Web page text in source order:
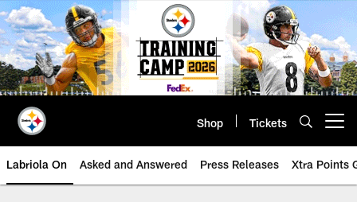
Skip
to
main
content
Shop Tickets
Labriola On Asked and Answered Press Releases Xtra Points